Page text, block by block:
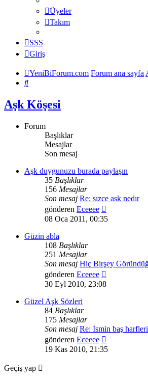
Üyeler
Takım
SSS
Giriş
YeniBiForum.com Forum ana sayfa
Ara
Aşk Köşesi
Forum
Başlıklar
Mesajlar
Son mesaj
Aşk duygunuzu burada paylaşın
35 Başlıklar
156 Mesajlar
Son mesaj Re: sızce ask nedır
gönderen Eceeee
mesajı
08 Oca 2011, 00:35
Güzin abla
108 Başlıklar
251 Mesajlar
Son mesaj Hiç Birşey
gönderen Eceeee
30 Eyl 2010, 23:08
Güzel Aşk Sözleri
84 Başlıklar
175 Mesajlar
Son mesaj Re: İsmin baş
gönderen Eceeee
mesajı
19 Kas 2010, 21:35
Geçiş yap